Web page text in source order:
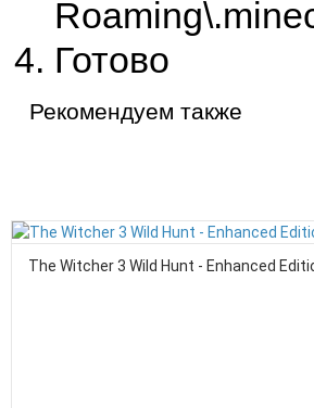
Готово
Рекомендуем также
The Witcher 3 Wild Hunt - Enhanced